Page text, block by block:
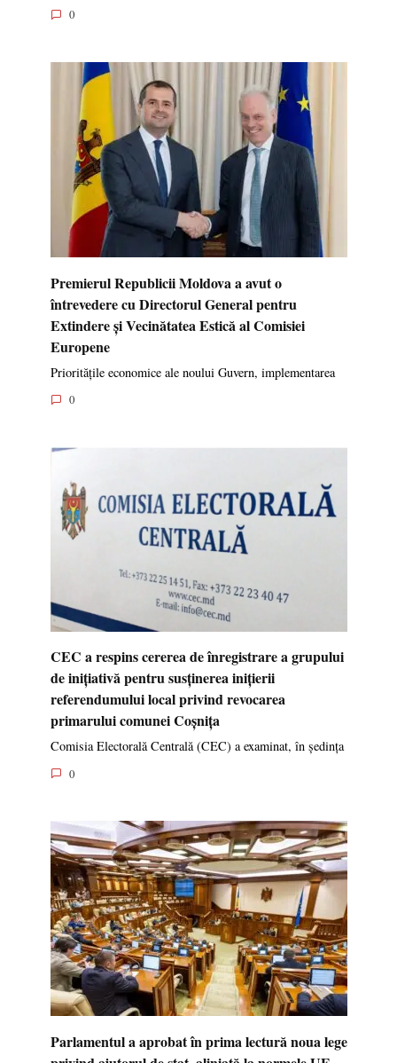
0
Premierul Republicii Moldova a avut o
întrevedere cu Directorul General pentru
Extindere și Vecinătatea Estică al Comisiei
Europene
Prioritățile economice ale noului Guvern, implementarea
0
CEC a respins cererea de înregistrare a grupului
de inițiativă pentru susținerea inițierii
referendumului local privind revocarea
primarului comunei Coșnița
Comisia Electorală Centrală (CEC) a examinat, în ședința
0
Parlamentul a aprobat în prima lectură noua lege